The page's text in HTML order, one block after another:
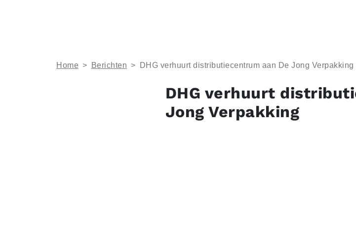
Home > Berichten > DHG verhuurt distributiecentrum aan De Jong Verpakking
DHG verhuurt
Jong Verpakking